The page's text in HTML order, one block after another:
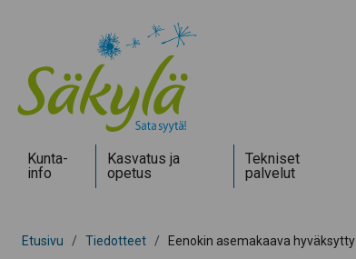
Kunta­
info
Kasvatus ja
opetus
Tekniset
palvelut
Etusivu / Tiedotteet / Eenokin asemakaava hyväksytty